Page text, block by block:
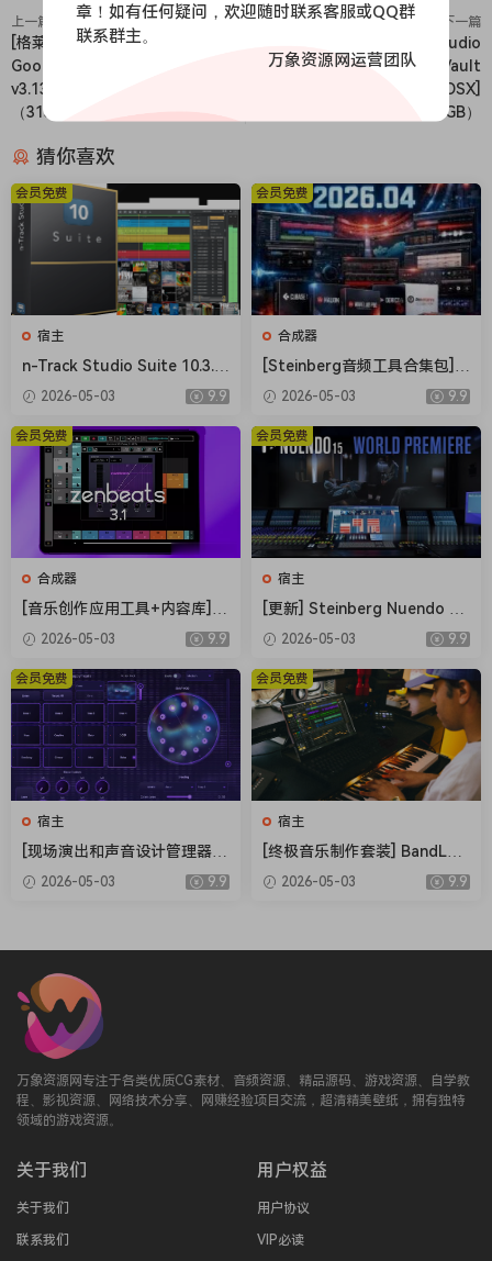
Recorder that transforms your computer into a powerful
audio recording studio. You can record, playback, overdub
your audio tracks exploiting the flexibility and power of
today’s PCs for applying effects, realtime input processing,
automated aux channels sends and returns, destructive
and non-destructive wave editing. The program supports
soundcards, live input processing, CD burning, mp3
encoding and more.
Main n-Track Studio features:
• Records and plays back a virtually unlimited number of
audio and MIDI tracks
• DirectX, VST and ReWire effects can be added to each
channel/track
• Built-in effects include Reverb, Compression, Parametric
and Graphic EQ, Echo, Auto-volume, Pitch Shift, Chorus,
Multiband Compression, Spectrum analyzer
• Supports 16 and 24 bit single and multichannel
soundcards at sampling frequencies up to 192 Khz using
Asio, WaveRT, WDM, MME and DirectSound
• Is compatible with multichannel Asio, WaveRT, WDM and
MME audio drivers, which means that n-Track can work
with almost any soundcard available today with the lowest
possible latency
• Supports VST Instruments and DirectX Instruments synth
plug-ins. Sample-accurate MIDI tracks can be sent to
VSTi/DXi software MIDI synths, without the need of
expensive hardware MIDI synths.
• Adjust the effect settings and listen to the result in real
and Graphic EQ, Echo, Auto-volume, Pitch Shift, Chorus,
Multiband Compression, Spectrum analyzer.
ins.
• Realtime Audio effects can be added to each channel.
• Supports 16 and 24 bit single and multichannel
soundcards at sampling frequencies up to 192 Khz using
Asio, WaveRT, WDM, MME and DirectSound.
• Input processing allows to process with plug-ins live
signals. Record the ‘dry’ (unprocessed) signal while
guitar through a distortion plug-in then change the
• Supports surround mixing for creating DVD audio
上一篇
[格莱美制作人御用混音插件包]
Goodhertz Plugins Bundle
v3.13.2 U2B-FLARE [MacOSX]
（313MB）
下一篇
[智能鼓替换器]XLN Audio
Addictive Trigger Drum Vault
Bundle 1.3.9-HCiSO [MacOSX]
（1.33GB）
猜你喜欢
宿主
n-Track Studio Suite 10.3.0.
10767 Multilingual [WiN]（2
2026-05-03 9.9
会员免费
合成器
[Steinberg音频工具合集包] S
teinberg Complete Bundle
2026.04 [MacOSX]（26.4G
B）
2026-05-03 9.9
会员免费
合成器
[音乐创作应用工具+内容库] R
oland Zenbeats Max Unlock
v3.11.2 [WiN]（295MB+7.29
GB）
2026-05-03 9.9
会员免费
宿主
[更新] Steinberg Nuendo 15
v15.0.21+内容库 [WiN, MacO
SX]（1.41GB+1.69GB+20G
B）
2026-05-03 9.9
会员免费
宿主
[现场演出和声音设计管理器]
Electric Smudge SnappySn
ap v3.5.0 Patched Incl. Keyg
2026-05-03 9.9
会员免费
宿主
[终极音乐制作套装] BandLab
Cakewalk Sonar v32.04.0.06
3 Incl Keygen-R2R [WiN]（3
2026-05-03 9.9
会员免费
万象资源网专注于各类优质CG素材、音频资源、精品源码、游戏资源、自学教
程、影视资源、网络技术分享、网赚经验项目交流，超清精美壁纸，拥有独特
领域的游戏资源。
关于我们
关于我们
联系我们
用户权益
用户协议
VIP必读
章！如有任何疑问，欢迎随时联系客服或QQ群
联系群主。
万象资源网运营团队